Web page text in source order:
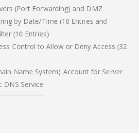
(Port Forwarding) and DMZ
by Date/Time (10 Entries and
(10 Entries)
Control to Allow or Deny Access (32
Name System) Account for Server
DNS Service